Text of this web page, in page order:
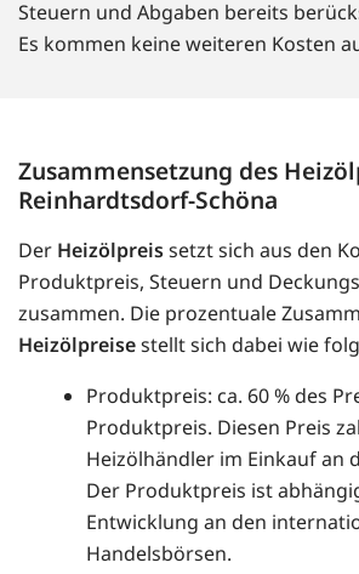
Steuern und Abgaben bereits
Es kommen keine weiteren Kosten
Zusammensetzung des
Reinhardtsdorf-Schöna
Der Heizölpreissetzt sich aus den
Produktpreis, Steuern und
zusammen. Die prozentuale
Heizölpreisestellt sich dabei wie
Produktpreis: ca. 60 % des
Produktpreis. Diesen Preis
Heizölhändler im Einkauf an
Der Produktpreis ist
Entwicklung an den
Handelsbörsen.